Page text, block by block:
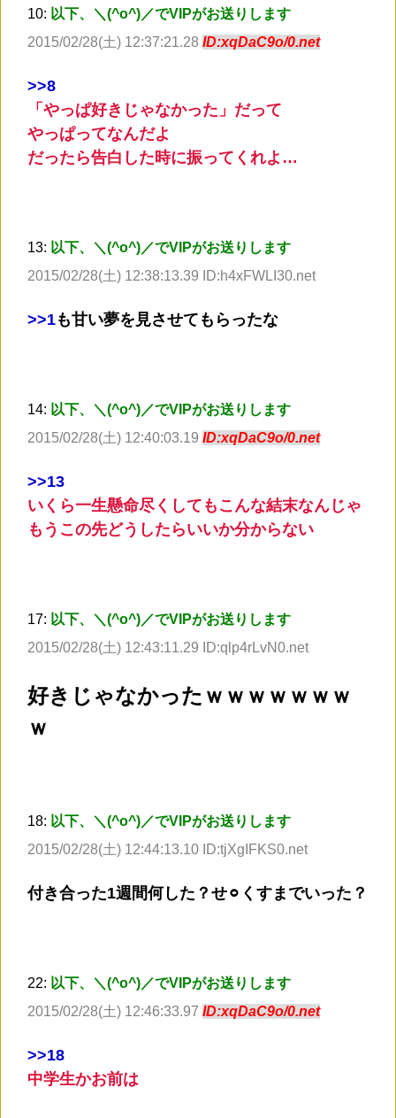
10: 以下、＼(^o^)／でVIPがお送りします
2015/02/28(土) 12:37:21.28 ID:xqDaC9o/0.net
>>8
「やっぱ好きじゃなかった」だって
やっぱってなんだよ
だったら告白した時に振ってくれよ…
13: 以下、＼(^o^)／でVIPがお送りします
2015/02/28(土) 12:38:13.39 ID:h4xFWLI30.net
>>1も甘い夢を見させてもらったな
14: 以下、＼(^o^)／でVIPがお送りします
2015/02/28(土) 12:40:03.19 ID:xqDaC9o/0.net
>>13
いくら一生懸命尽くしてもこんな結末なんじゃ
もうこの先どうしたらいいか分からない
17: 以下、＼(^o^)／でVIPがお送りします
2015/02/28(土) 12:43:11.29 ID:qlp4rLvN0.net
好きじゃなかったｗｗｗｗｗｗｗ
ｗ
18: 以下、＼(^o^)／でVIPがお送りします
2015/02/28(土) 12:44:13.10 ID:tjXgIFKS0.net
付き合った1週間何した？せ⚪︎くすまでいった？
22: 以下、＼(^o^)／でVIPがお送りします
2015/02/28(土) 12:46:33.97 ID:xqDaC9o/0.net
>>18
中学生かお前は